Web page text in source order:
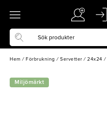
Hem / Förbrukning / Servetter / 24x24 /
Miljömärkt